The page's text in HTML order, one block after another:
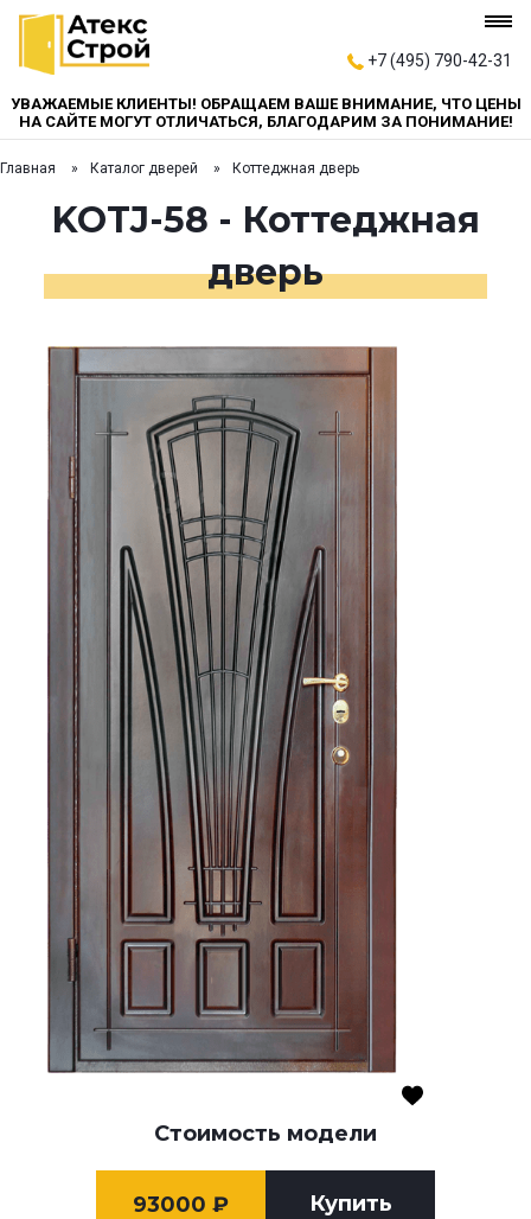
+7 (495) 790-42-31
УВАЖАЕМЫЕ КЛИЕНТЫ! ОБРАЩАЕМ ВАШЕ ВНИМАНИЕ, ЧТО ЦЕНЫ
НА САЙТЕ МОГУТ ОТЛИЧАТЬСЯ, БЛАГОДАРИМ ЗА ПОНИМАНИЕ!
Главная Каталог дверей Коттеджная дверь
KOTJ-58 - Коттеджная
дверь
Стоимость модели
93000 ₽ Купить